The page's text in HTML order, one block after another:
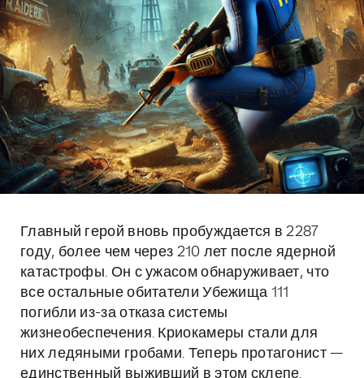
Главный герой вновь пробуждается в 2287
году, более чем через 210 лет после ядерной
катастрофы. Он с ужасом обнаруживает, что
все остальные обитатели Убежища 111
погибли из-за отказа системы
жизнеобеспечения. Криокамеры стали для
них ледяными гробами. Теперь протагонист —
единственный выживший в этом склепе.